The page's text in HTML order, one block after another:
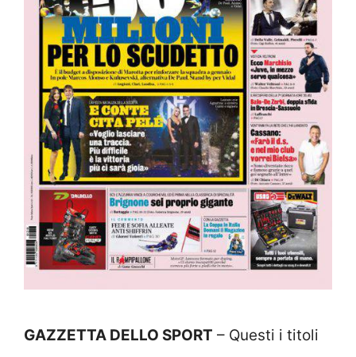
GAZZETTA DELLO SPORT – Questi i titoli